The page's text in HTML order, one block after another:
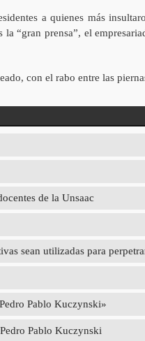
a quienes más
“gran prensa”, el
con el rabo entre las
de la Unsaac
sean utilizadas para
Pablo Kuczynski»
Pablo Kuczynski